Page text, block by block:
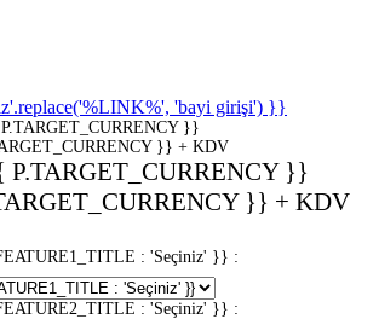
'bayi girişi') }}
}}
}} + KDV
P.TARGET_CURRENCY }}
}} + KDV
: 'Seçiniz' }} :
: 'Seçiniz' }} :